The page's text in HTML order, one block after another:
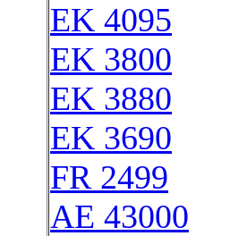
EK 4095
EK 3800
EK 3880
EK 3690
FR 2499
AE 43000